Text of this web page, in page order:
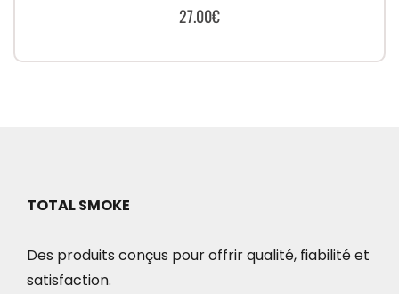
27.00€
TOTAL SMOKE
Des produits conçus pour offrir qualité, fiabilité et
satisfaction.